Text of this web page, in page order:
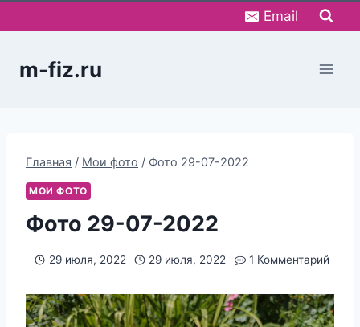
к
Email
m-fiz.ru
Главная / Мои фото / Фото 29-07-2022
МОИ ФОТО
Фото 29-07-2022
29 июля, 2022 29 июля, 2022 1 Комментарий